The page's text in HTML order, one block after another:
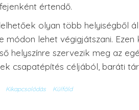
értendő.
olyan több helyiségből
módon lehet végigjátszani.
helyszínre szervezik meg az
csapatépítés céljából, baráti
Kikapcsolódás Külföld